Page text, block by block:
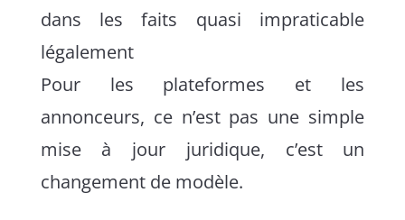
dans les faits quasi impraticable
légalement
Pour les plateformes et les
annonceurs, ce n’est pas une simple
mise à jour juridique, c’est un
changement de modèle.